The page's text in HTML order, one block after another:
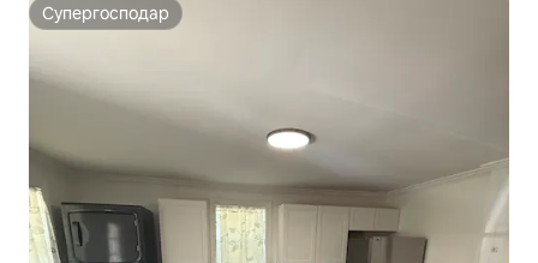
Супергосподар
Супергосподар